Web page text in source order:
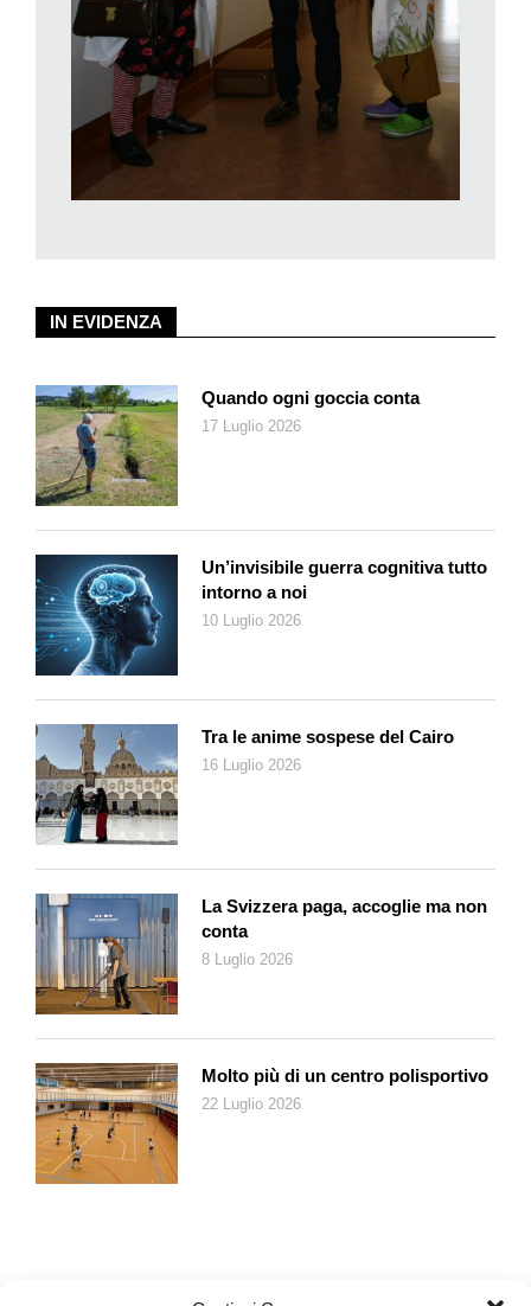
IN EVIDENZA
Quando ogni goccia conta
17 Luglio 2026
Un’invisibile guerra cognitiva tutto
intorno a noi
10 Luglio 2026
Tra le anime sospese del Cairo
16 Luglio 2026
La Svizzera paga, accoglie ma non
conta
8 Luglio 2026
Molto più di un centro polisportivo
22 Luglio 2026